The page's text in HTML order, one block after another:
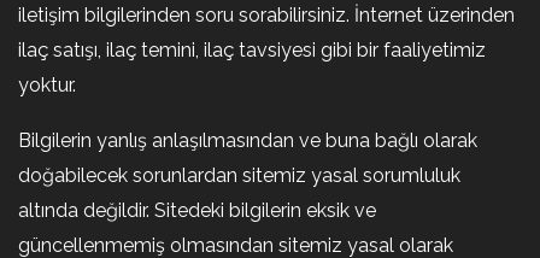
iletişim bilgilerinden soru sorabilirsiniz. İnternet üzerinden
ilaç satışı, ilaç temini, ilaç tavsiyesi gibi bir faaliyetimiz
yoktur.
Bilgilerin yanlış anlaşılmasından ve buna bağlı olarak
doğabilecek sorunlardan sitemiz yasal sorumluluk
altında değildir. Sitedeki bilgilerin eksik ve
güncellenmemiş olmasından sitemiz yasal olarak